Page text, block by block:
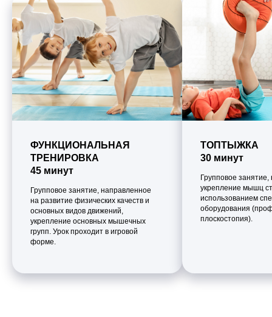
ФУНКЦИОНАЛЬНАЯ
ТРЕНИРОВКА
45 минут
Групповое занятие, направленное
на развитие физических качеств и
основных видов движений,
укрепление основных мышечных
групп. Урок проходит в игровой
форме.
ТОПТЫЖКА
30 минут
Групповое
укрепление мышц
использованием
оборудования
плоскостопия).